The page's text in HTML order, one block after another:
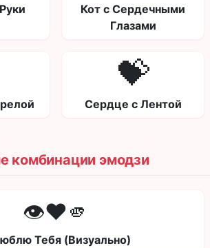
Кот с Сердечными
Глазами
💝
Сердце с Лентой
комбинации эмодзи
👁️❤️🫵
Тебя (Визуально)